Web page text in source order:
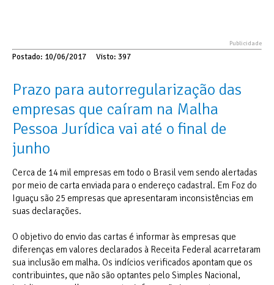
Postado: 10/06/2017 Visto: 397
Prazo para autorregularização das
empresas que caíram na Malha
Pessoa Jurídica vai até o final de
junho
Cerca de 14 mil empresas em todo o Brasil vem sendo alertadas
por meio de carta enviada para o endereço cadastral. Em Foz do
Iguaçu são 25 empresas que apresentaram inconsistências em
suas declarações.
O objetivo do envio das cartas é informar às empresas que
diferenças em valores declarados à Receita Federal acarretaram
sua inclusão em malha. Os indícios verificados apontam que os
contribuintes, que não são optantes pelo Simples Nacional,